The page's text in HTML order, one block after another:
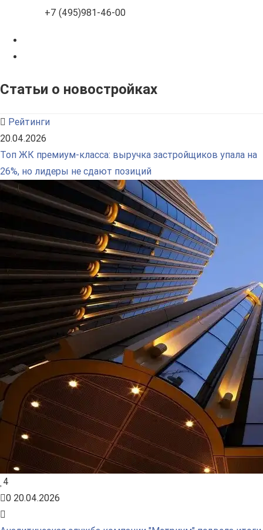
+7 (495)981-46-00
Статьи о новостройках
Рейтинги
20.04.2026
Топ ЖК премиум-класса: выручка застройщиков упала на
26%, но лидеры не сдают позиций
4
0 20.04.2026